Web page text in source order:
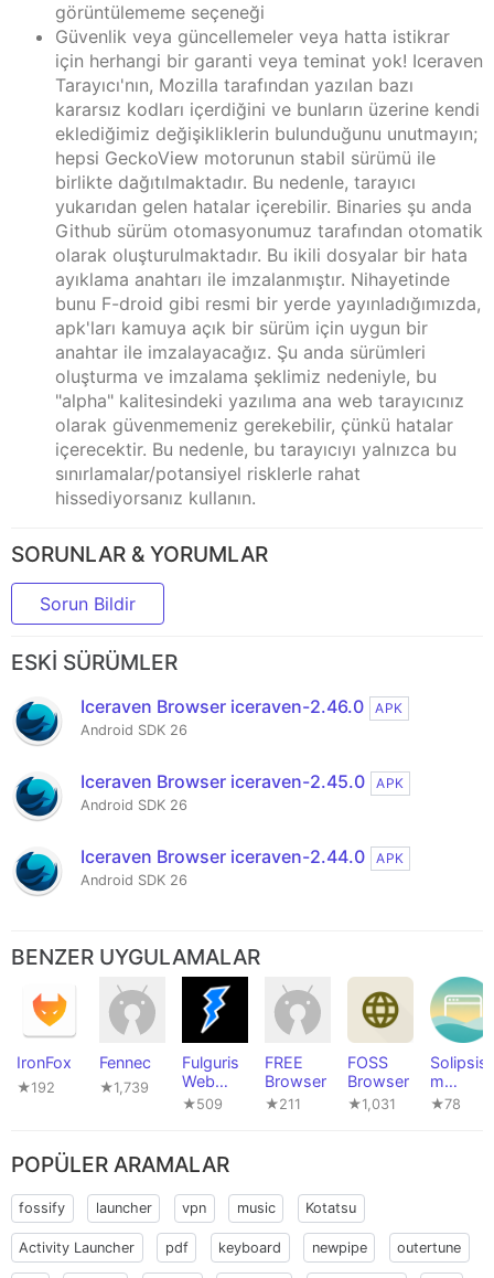
görüntülememe seçeneği
Güvenlik veya güncellemeler veya hatta istikrar
için herhangi bir garanti veya teminat yok! Iceraven
Tarayıcı'nın, Mozilla tarafından yazılan bazı
kararsız kodları içerdiğini ve bunların üzerine kendi
eklediğimiz değişikliklerin bulunduğunu unutmayın;
hepsi GeckoView motorunun stabil sürümü ile
birlikte dağıtılmaktadır. Bu nedenle, tarayıcı
yukarıdan gelen hatalar içerebilir. Binaries şu anda
Github sürüm otomasyonumuz tarafından otomatik
olarak oluşturulmaktadır. Bu ikili dosyalar bir hata
ayıklama anahtarı ile imzalanmıştır. Nihayetinde
bunu F-droid gibi resmi bir yerde yayınladığımızda,
apk'ları kamuya açık bir sürüm için uygun bir
anahtar ile imzalayacağız. Şu anda sürümleri
oluşturma ve imzalama şeklimiz nedeniyle, bu
"alpha" kalitesindeki yazılıma ana web tarayıcınız
olarak güvenmemeniz gerekebilir, çünkü hatalar
içerecektir. Bu nedenle, bu tarayıcıyı yalnızca bu
sınırlamalar/potansiyel risklerle rahat
hissediyorsanız kullanın.
SORUNLAR & YORUMLAR
Sorun Bildir
ESKI SÜRÜMLER
Iceraven Browser iceraven-2.46.0
APK
Android SDK 26
Iceraven Browser iceraven-2.45.0
APK
Android SDK 26
Iceraven Browser iceraven-2.44.0
APK
Android SDK 26
BENZER UYGULAMALAR
IronFox
★192
Fennec
★1,739
Fulguris
Web
Browser
★509
FREE
Browser
★211
FOSS
Browser
★1,031
Solipsis
m
Browser
★78
POPÜLER ARAMALAR
fossify launcher vpn music Kotatsu
Activity Launcher pdf keyboard newpipe outertune